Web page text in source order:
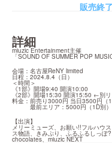
販売終
詳細
miuzic Entertainment主催
「SOUND OF SUMMER POP
会場：名古屋ReNY limited
日程：2024.8.4（日）
＜時間＞
《1部》開場9:40 開演10:00
《2部》開場15:30 開演15:50 ←別リ
料金：前売り3000円 当日3500円（
最前エリア：5000円（1D別）
【出演】
メリーミューズ、お願い!!フルハウ
ス物語、きみぷり、ふるふるしっ
chocolates、miuzic NEXT